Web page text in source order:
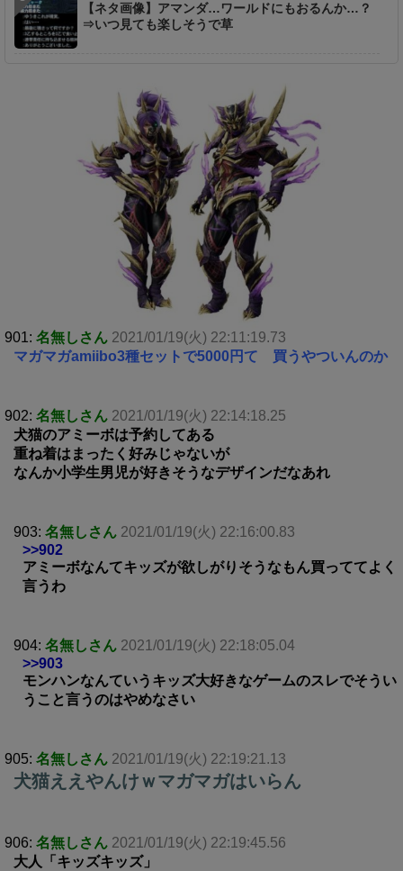
【ネタ画像】アマンダ…ワールドにもおるんか…？
⇒いつ見ても楽しそうで草
901: 名無しさん 2021/01/19(火) 22:11:19.73
マガマガamiibo3種セットで5000円て 買うやついんのか
902: 名無しさん 2021/01/19(火) 22:14:18.25
犬猫のアミーボは予約してある
重ね着はまったく好みじゃないが
なんか小学生男児が好きそうなデザインだなあれ
903: 名無しさん 2021/01/19(火) 22:16:00.83
>>902
アミーボなんてキッズが欲しがりそうなもん買っててよく
言うわ
904: 名無しさん 2021/01/19(火) 22:18:05.04
>>903
モンハンなんていうキッズ大好きなゲームのスレでそうい
うこと言うのはやめなさい
905: 名無しさん 2021/01/19(火) 22:19:21.13
犬猫ええやんけｗマガマガはいらん
906: 名無しさん 2021/01/19(火) 22:19:45.56
大人「キッズキッズ」